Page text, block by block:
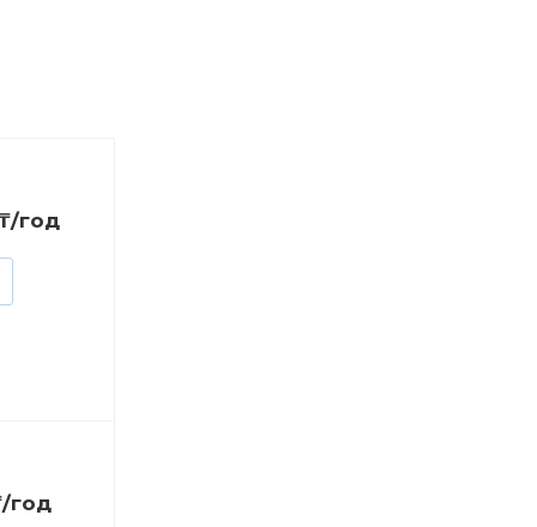
год
год